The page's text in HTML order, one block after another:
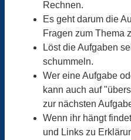
Rechnen.
Es geht darum die
Fragen zum Thema
Löst die Aufgaben
schummeln.
Wer eine Aufgabe
kann auch auf
zur nächsten
Wenn ihr hängt
und Links zu